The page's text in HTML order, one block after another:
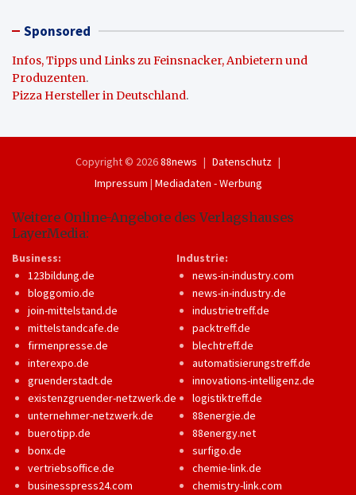
Sponsored
Infos, Tipps und Links zu Feinsnacker, Anbietern und
Produzenten.
Pizza Hersteller in Deutschland.
Copyright © 202688news
Datenschutz
Impressum | Mediadaten - Werbung
Weitere Online-Angebote des Verlagshauses
LayerMedia:
Business:
123bildung.de
bloggomio.de
join-mittelstand.de
mittelstandcafe.de
firmenpresse.de
interexpo.de
gruenderstadt.de
existenzgruender-netzwerk.de
unternehmer-netzwerk.de
buerotipp.de
bonx.de
vertriebsoffice.de
businesspress24.com
Industrie:
news-in-industry.com
news-in-industry.de
industrietreff.de
packtreff.de
blechtreff.de
automatisierungstreff.de
innovations-intelligenz.de
logistiktreff.de
88energie.de
88energy.net
surfigo.de
chemie-link.de
chemistry-link.com